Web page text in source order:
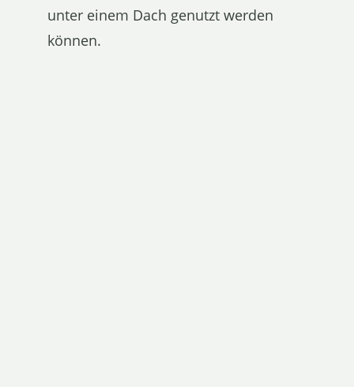
unter einem Dach genutzt werden
können.